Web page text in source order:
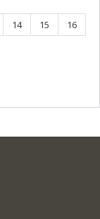
Page
14 Page
15 Page
16